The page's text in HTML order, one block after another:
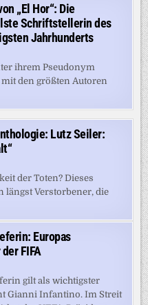
„El Hor“: Die
Schriftstellerin des
Jahrhunderts
ihrem Pseudonym
mit den größten Autoren
Lutz Seiler:
der Toten? Dieses
längst Verstorbener, die
Europas
FIFA
gilt als wichtigster
Gianni Infantino. Im Streit